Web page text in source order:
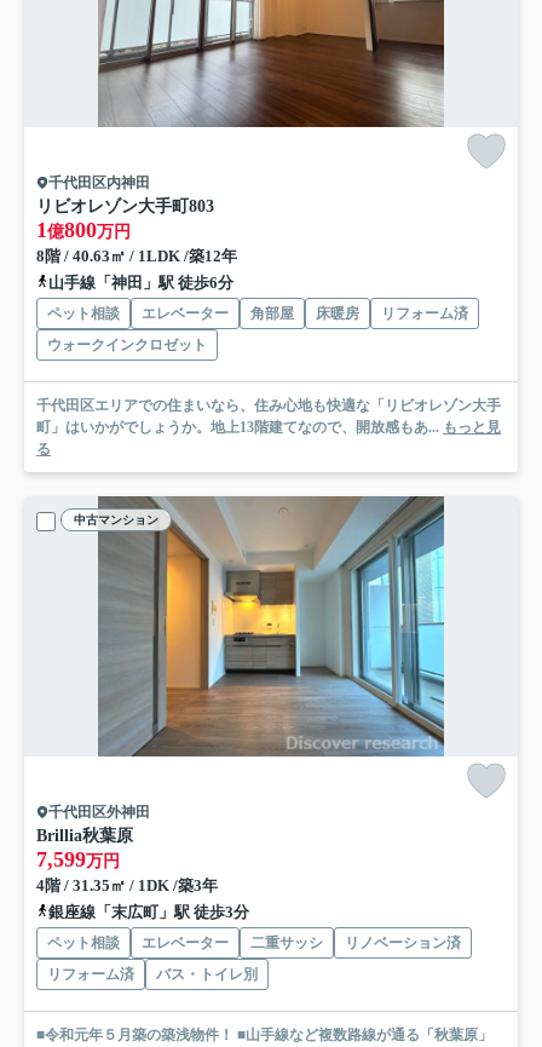
千代田区内神田
リビオレゾン大手町 803
1億800万円
8階 / 40.63㎡ / 1LDK /築12年
山手線「神田」駅 徒歩6分
ペット相談 エレベーター 角部屋 床暖房
リフォーム済
ウォークインクロゼット
千代田区エリアでの住まいなら、住み心地も快適な「リビオレゾン大手
町」はいかがでしょうか。地上13階建てなので、開放感もあ... もっと見
る
中古マンション
千代田区外神田
Brillia秋葉原
7,599万円
4階 / 31.35㎡ / 1DK /築3年
銀座線「末広町」駅 徒歩3分
ペット相談 エレベーター 二重サッシ
リノベーション済
リフォーム済
バス・トイレ別
■令和元年５月築の築浅物件！ ■山手線など複数路線が通る「秋葉原」